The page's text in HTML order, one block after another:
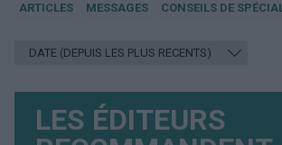
ARTICLES MESSAGES CONSEILS DE
LES ÉDITEURS